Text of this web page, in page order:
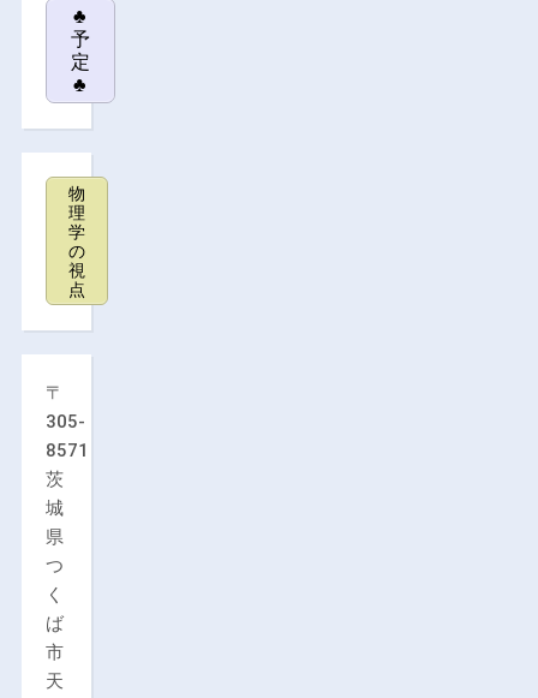
♣
予
定
♣
物
理
学
の
視
点
〒
305-
8571
茨
城
県
つ
く
ば
市
天